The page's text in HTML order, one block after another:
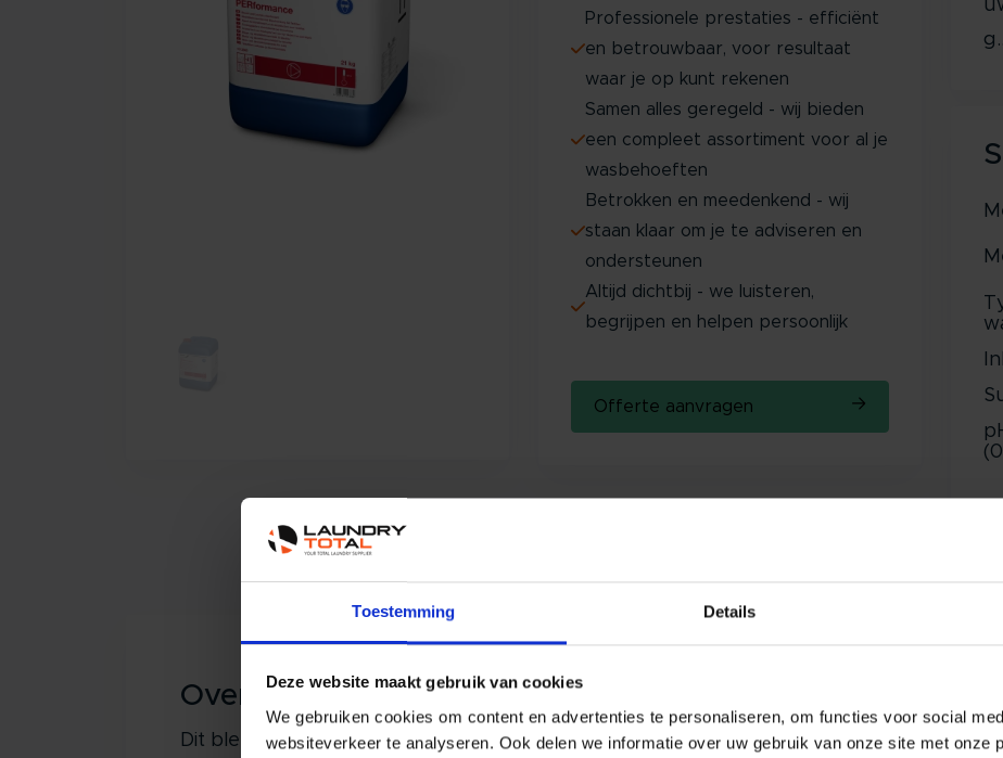
Toestemming Details
Deze website maakt gebruik van cookies
We gebruiken cookies om content en advertenties te personaliseren, om functies voor social
websiteverkeer te analyseren. Ook delen we informatie over uw gebruik van onze site met onze
Professionele prestaties - efficiënt
en betrouwbaar, voor resultaat
waar je op kunt rekenen
Samen alles geregeld - wij bieden
een compleet assortiment voor al je
wasbehoeften
Betrokken en meedenkend - wij
staan klaar om je te adviseren en
ondersteunen
Altijd dichtbij - we luisteren,
begrijpen en helpen persoonlijk
Offerte aanvragen
Over de Ecolab Ozonit Performance 20 kg - Bleek- en
Dit bleek en desinfectiemiddel Ozonit Performance van Ecolab is gecertificeerd en